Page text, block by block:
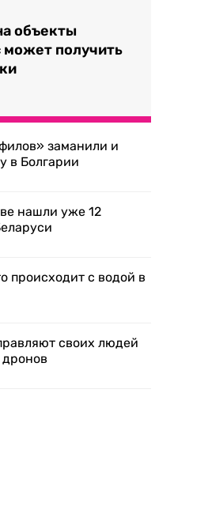
объекты
может получить
заманили и
в Болгарии
нашли уже 12
происходит с водой в
своих людей